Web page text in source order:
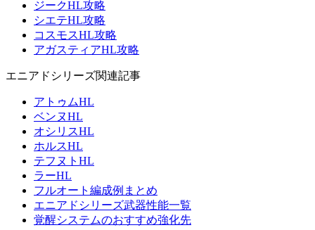
ジークHL攻略
シエテHL攻略
コスモスHL攻略
アガスティアHL攻略
エニアドシリーズ関連記事
アトゥムHL
ベンヌHL
オシリスHL
ホルスHL
テフヌトHL
ラーHL
フルオート編成例まとめ
エニアドシリーズ武器性能一覧
覚醒システムのおすすめ強化先